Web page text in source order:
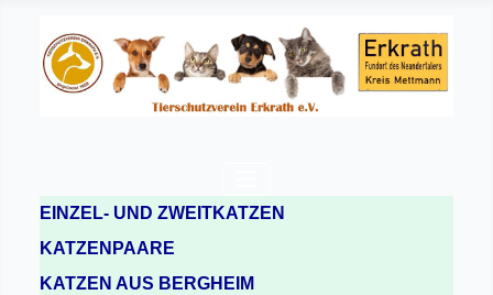
EINZEL- UND ZWEITKATZEN
KATZENPAARE
KATZEN AUS BERGHEIM